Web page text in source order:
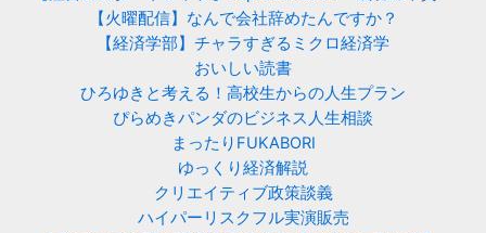
【火曜配信】なんで会社辞めたんですか？
【経済学部】チャラすぎるミクロ経済学
おいしい読書
ひろゆきと考える！高校生からの人生プラン
ぴらめきパンダのビジネス人生相談
まったりFUKABORI
ゆっくり経済解説
クリエイティブ政策談義
ハイパーリスクフル実演販売